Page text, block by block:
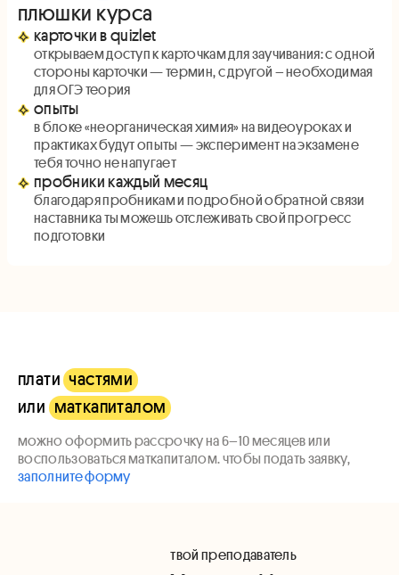
плюшки курса
карточки в quizlet
открываем доступ к карточкам для заучивания: с одной
стороны карточки — термин, с другой – необходимая
для ОГЭ теория
опыты
в блоке «неорганическая химия» на видеоуроках и
практиках будут опыты — эксперимент на экзамене
тебя точно не напугает
пробники каждый месяц
благодаря пробникам и подробной обратной связи
наставника ты можешь отслеживать свой прогресс
подготовки
плати частями
или маткапиталом
можно оформить рассрочку на 6–10 месяцев или
воспользоваться маткапиталом. чтобы подать заявку,
заполните форму
твой преподаватель